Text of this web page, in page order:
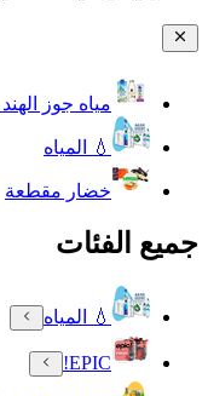
مياه جوز
💧 المياه
خضار مقطعة
جميع الفئات
💧 المياه
EPIC!